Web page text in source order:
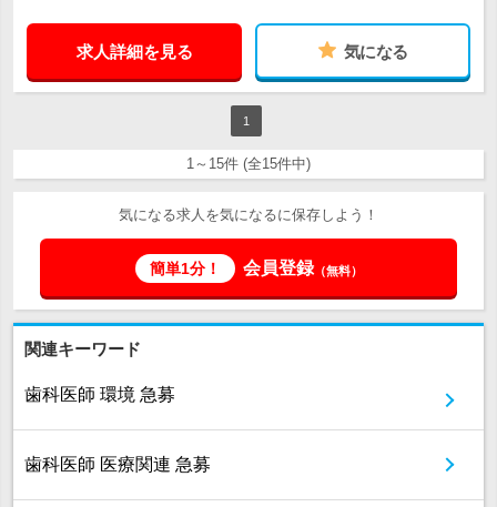
求人詳細を見る 気になる
1
1～15件 (全15件中)
気になる求人を気になるに保存しよう！
簡単1分！ 会員登録（無料）
関連キーワード
歯科医師 環境 急募
歯科医師 医療関連 急募